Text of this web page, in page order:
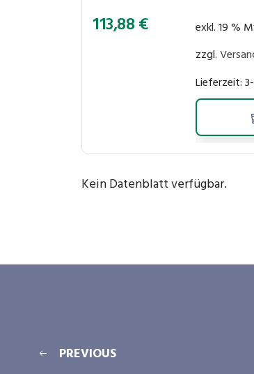
113,88€
exkl. 19 %
zzgl.
Lieferzeit:
Kein Datenblatt verfügbar.
PREVIOUS